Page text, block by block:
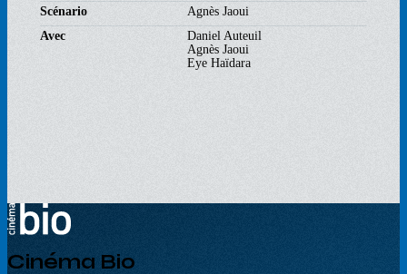
Scénario
Agnès Jaoui
Avec
Daniel Auteuil
Agnès Jaoui
Eye Haïdara
Cinéma Bio